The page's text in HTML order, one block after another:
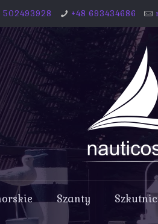
502493928 +48 693434686
Szanty